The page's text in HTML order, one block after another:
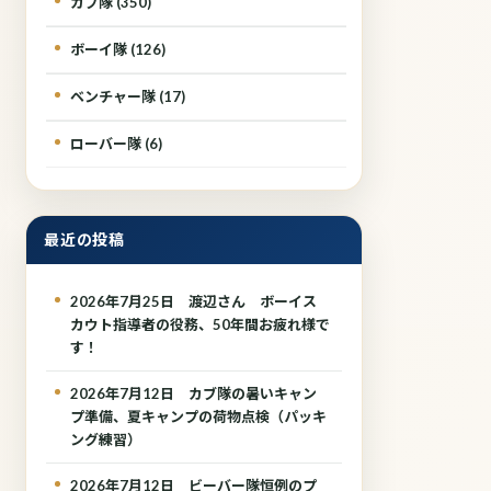
ボーイ隊 (126)
ベンチャー隊 (17)
ローバー隊 (6)
最近の投稿
2026年7月25日 渡辺さん ボーイス
カウト指導者の役務、50年間お疲れ様で
す！
2026年7月12日 カブ隊の暑いキャン
プ準備、夏キャンプの荷物点検（パッキ
ング練習）
2026年7月12日 ビーバー隊恒例のプ